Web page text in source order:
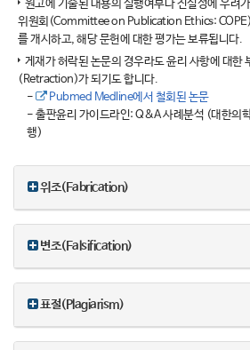
원고에 기술된 내용의 실행여부나 진실성에 우려
위원회(Committee on Publication Ethics: COPE)
를 개시하고, 해당 문헌에 대한 평가는 보류됩니다.
게재가 허락된 논문의 경우라도 윤리 사항에 대한
(Retraction)가 되기도 합니다.
-
Pubmed Medline에서 철회된 논문
- 출판윤리 가이드라인: Q&A 사례분석 (대한의
행)
위조(Fabrication)
변조(Falsification)
표절(Plagiarism)